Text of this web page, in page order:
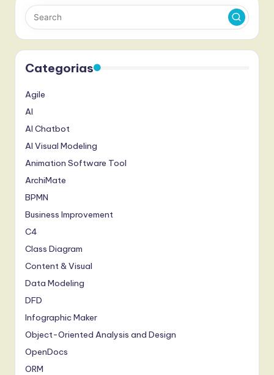
Categorias
Agile
AI
AI Chatbot
AI Visual Modeling
Animation Software Tool
ArchiMate
BPMN
Business Improvement
C4
Class Diagram
Content & Visual
Data Modeling
DFD
Infographic Maker
Object-Oriented Analysis and Design
OpenDocs
ORM